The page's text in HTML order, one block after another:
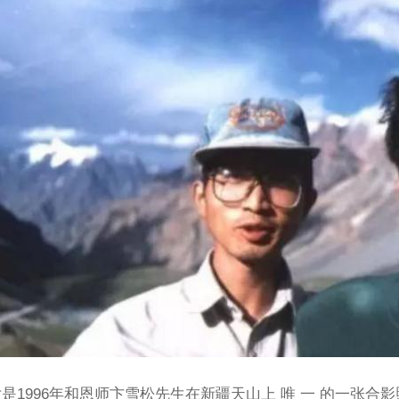
1996年和恩师卞雪松先生在新疆天山上 唯 一 的一张合影